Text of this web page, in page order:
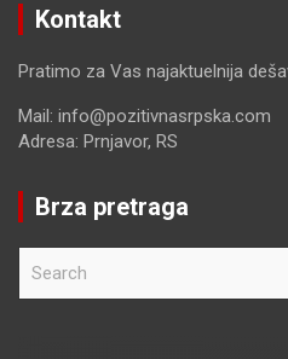
Kontakt
Pratimo za Vas najaktuelnija
Mail: info@pozitivnasrpska.com
Adresa: Prnjavor, RS
Brza pretraga